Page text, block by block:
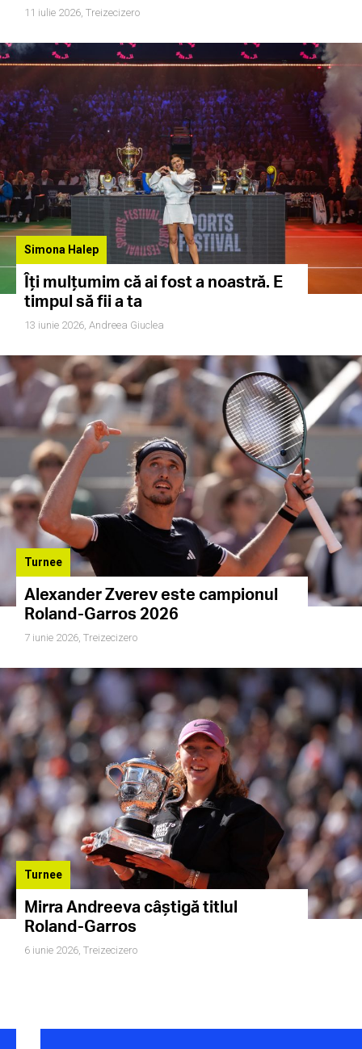
11 iulie 2026, Treizecizero
Simona Halep
Îți mulțumim că ai fost a noastră. E
timpul să fii a ta
13 iunie 2026, Andreea Giuclea
Turnee
Alexander Zverev este campionul
Roland-Garros 2026
7 iunie 2026, Treizecizero
Turnee
Mirra Andreeva câștigă titlul
Roland-Garros
6 iunie 2026, Treizecizero